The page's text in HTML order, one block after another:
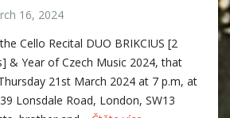
16, 2024
Cello Recital DUO BRIKCIUS [2
& Year of Czech Music 2024, that
21st March 2024 at 7 p.m, at
Lonsdale Road, London, SW13